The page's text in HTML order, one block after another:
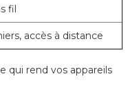
fil
accès à distance
qui rend vos appareils